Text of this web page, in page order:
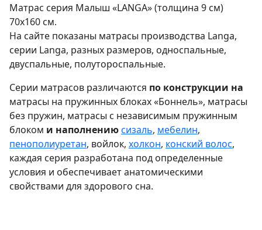
Матрас серия Малыш «LANGA» (толщина 9 см)
70х160 см.
На сайте показаны матрасы производства Langa,
серии Langa, разных размеров, односпальные,
двуспальные, полутороспальные.
Серии матрасов различаются по конструкции на
матрасы на пружинных блоках «Боннель», матрасы
без пружин, матрасы с независимым пружинным
блоком и наполнениюсизаль, мебелин,
пенополиуретан, войлок, холкон, конский волос,
каждая серия разработана под определенные
условия и обеспечивает анатомическими
свойствами для здорового сна.